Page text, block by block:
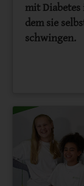
mit Diabetes
dem sie
schwingen.